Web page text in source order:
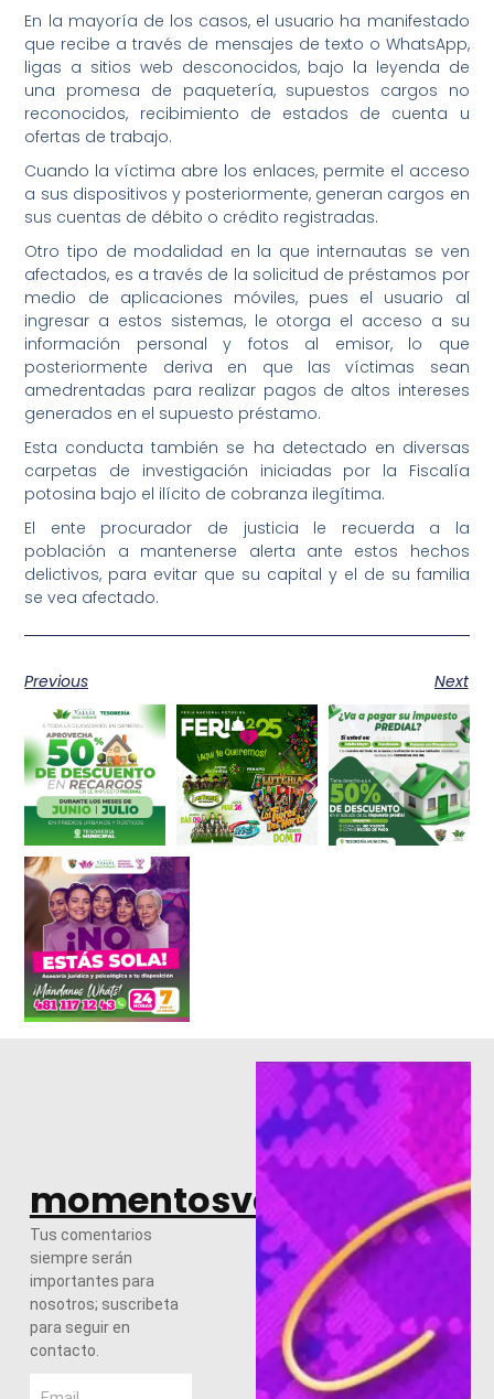
En la mayoría de los casos, el usuario ha manifestado
que recibe a través de mensajes de texto o WhatsApp,
ligas a sitios web desconocidos, bajo la leyenda de
una promesa de paquetería, supuestos cargos no
reconocidos, recibimiento de estados de cuenta u
ofertas de trabajo.
Cuando la víctima abre los enlaces, permite el acceso
a sus dispositivos y posteriormente, generan cargos en
sus cuentas de débito o crédito registradas.
Otro tipo de modalidad en la que internautas se ven
afectados, es a través de la solicitud de préstamos por
medio de aplicaciones móviles, pues el usuario al
ingresar a estos sistemas, le otorga el acceso a su
información personal y fotos al emisor, lo que
posteriormente deriva en que las víctimas sean
amedrentadas para realizar pagos de altos intereses
generados en el supuesto préstamo.
Esta conducta también se ha detectado en diversas
carpetas de investigación iniciadas por la Fiscalía
potosina bajo el ilícito de cobranza ilegítima.
El ente procurador de justicia le recuerda a la
población a mantenerse alerta ante estos hechos
delictivos, para evitar que su capital y el de su familia
se vea afectado.
Previous Next
momentosvalles.com
Tus comentarios
siempre serán
importantes para
nosotros; suscribeta
para seguir en
contacto.